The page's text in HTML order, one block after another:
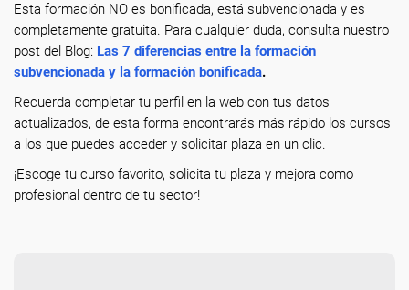
Esta formación NO es bonificada, está subvencionada y es
completamente gratuita. Para cualquier duda, consulta nuestro
post del Blog: Las 7 diferencias entre la formación
subvencionada y la formación bonificada.
Recuerda completar tu perfil en la web con tus datos
actualizados, de esta forma encontrarás más rápido los cursos
a los que puedes acceder y solicitar plaza en un clic.
¡Escoge tu curso favorito, solicita tu plaza y mejora como
profesional dentro de tu sector!